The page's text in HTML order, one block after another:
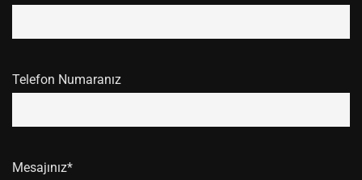
Telefon Numaranız
Mesajınız*